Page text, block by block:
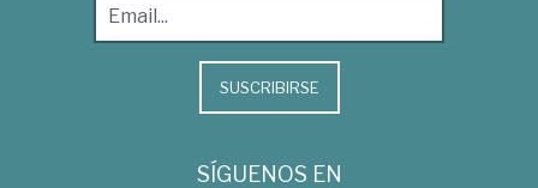
SUSCRIBIRSE
SÍGUENOS EN